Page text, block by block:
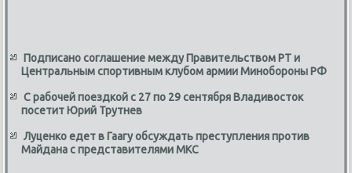
Подписано соглашение между Правительством РТ и
Центральным спортивным клубом армии Минобороны РФ
С рабочей поездкой с 27 по 29 сентября Владивосток
посетит Юрий Трутнев
Луценко едет в Гаагу обсуждать преступления против
Майдана с представителями МКС